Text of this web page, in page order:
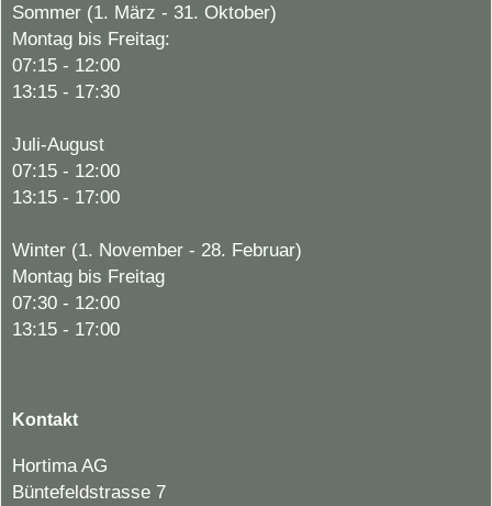
Sommer (1. März - 31. Oktober)
Montag bis Freitag:
07:15 - 12:00
13:15 - 17:30
Juli-August
07:15 - 12:00
13:15 - 17:00
Winter (1. November - 28. Februar)
Montag bis Freitag
07:30 - 12:00
13:15 - 17:00
Kontakt
Hortima AG
Büntefeldstrasse 7